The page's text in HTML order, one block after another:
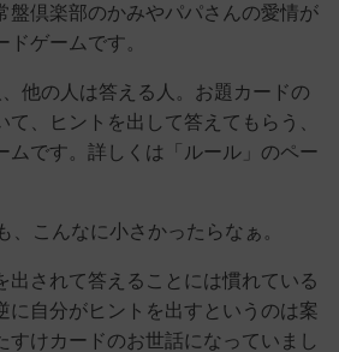
盤倶楽部のかみやパパさんの愛情が
ゲームです。
他の人は答える人。お題カードの
て、ヒントを出して答えてもらう、
ムです。詳しくは「ルール」のペー
、こんなに小さかったらなぁ。
出されて答えることには慣れている
に自分がヒントを出すというのは案
すけカードのお世話になっていまし